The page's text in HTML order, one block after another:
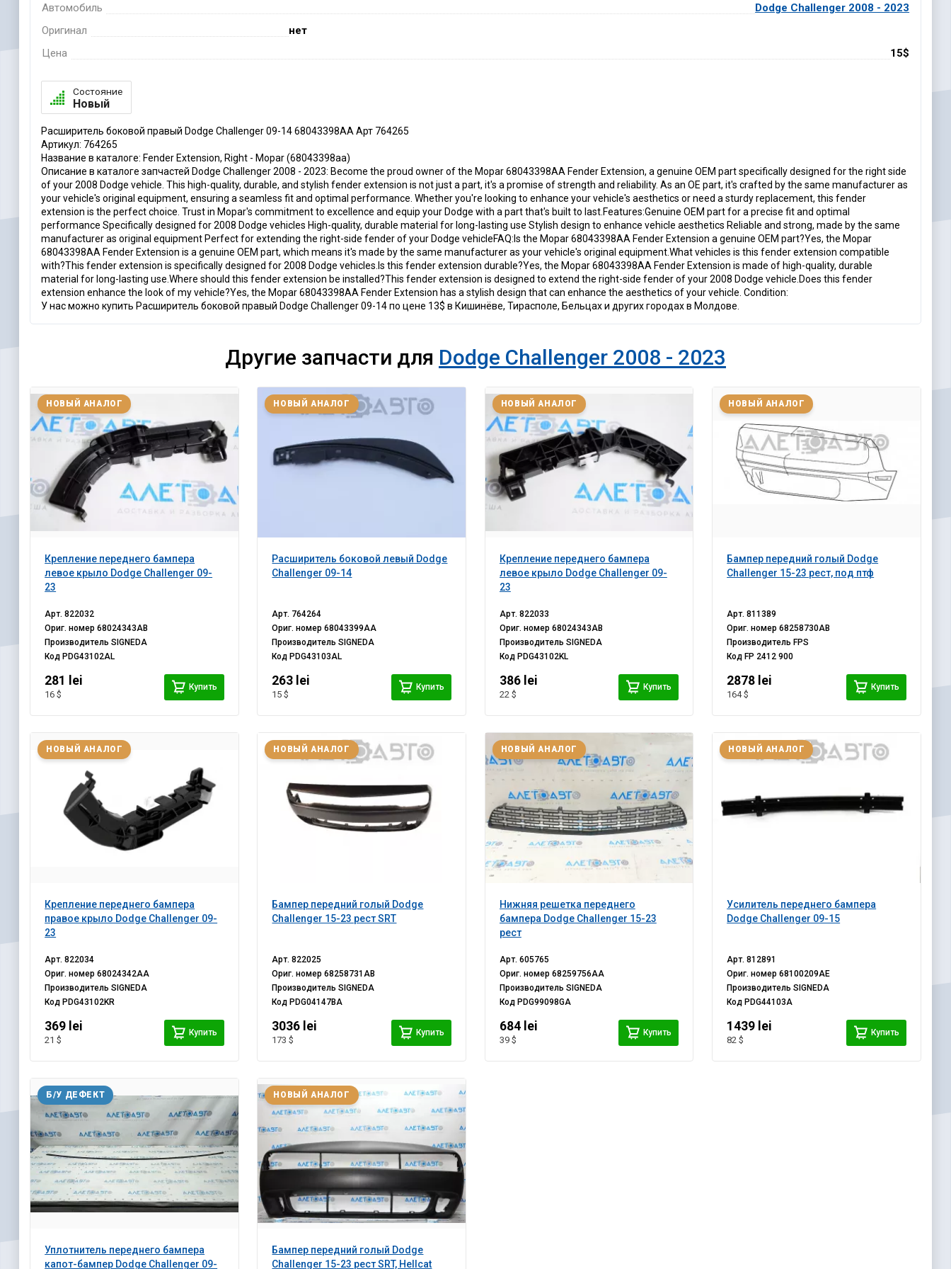
Автомобиль
Dodge Challenger 2008 - 2023
Оригинал
нет
Цена
15$
Состояние
Новый
Расширитель боковой правый Dodge Challenger 09-14 68043398AA Арт 764265
Артикул: 764265
Название в каталоге: Fender Extension, Right - Mopar (68043398aa)
Описание в каталоге запчастей Dodge Challenger 2008 - 2023: Become the proud owner of the Mopar 68043398AA Fender Extension, a genuine OEM part specifically designed for the right side
of your 2008 Dodge vehicle. This high-quality, durable, and stylish fender extension is not just a part, it's a promise of strength and reliability. As an OE part, it's crafted by the same manufacturer as
your vehicle's original equipment, ensuring a seamless fit and optimal performance. Whether you're looking to enhance your vehicle's aesthetics or need a sturdy replacement, this fender
extension is the perfect choice. Trust in Mopar's commitment to excellence and equip your Dodge with a part that's built to last.Features:Genuine OEM part for a precise fit and optimal
performance Specifically designed for 2008 Dodge vehicles High-quality, durable material for long-lasting use Stylish design to enhance vehicle aesthetics Reliable and strong, made by the same
manufacturer as original equipment Perfect for extending the right-side fender of your Dodge vehicleFAQ:Is the Mopar 68043398AA Fender Extension a genuine OEM part?Yes, the Mopar
68043398AA Fender Extension is a genuine OEM part, which means it's made by the same manufacturer as your vehicle's original equipment.What vehicles is this fender extension compatible
with?This fender extension is specifically designed for 2008 Dodge vehicles.Is this fender extension durable?Yes, the Mopar 68043398AA Fender Extension is made of high-quality, durable
material for long-lasting use.Where should this fender extension be installed?This fender extension is designed to extend the right-side fender of your 2008 Dodge vehicle.Does this fender
extension enhance the look of my vehicle?Yes, the Mopar 68043398AA Fender Extension has a stylish design that can enhance the aesthetics of your vehicle. Condition:
У нас можно купить Расширитель боковой правый Dodge Challenger 09-14 по цене 13$ в Кишинёве, Тирасполе, Бельцах и других городах в Молдове.
Другие запчасти для Dodge Challenger 2008 - 2023
Крепление переднего бампера
левое крыло Dodge Challenger 09-
23
НОВЫЙ АНАЛОГ
Арт.822032
Ориг. номер68024343AB
ПроизводительSIGNEDA
Код PDG43102AL
281 lei
16 $
Купить
Расширитель боковой левый Dodge
Challenger 09-14
НОВЫЙ АНАЛОГ
Арт. 764264
Ориг. номер68043399AA
ПроизводительSIGNEDA
Код PDG43103AL
263 lei
15 $
Купить
Крепление переднего бампера
левое крыло Dodge Challenger 09-
23
НОВЫЙ АНАЛОГ
Арт. 822033
Ориг. номер 68024343AB
Производитель SIGNEDA
Код PDG43102KL
386 lei
22 $
Купить
Бампер передний голый Dodge
Challenger 15-23 рест, под птф
НОВЫЙ АНАЛОГ
Арт.811389
Ориг. номер68258730AB
Производитель FPS
Код FP 2412 900
2878 lei
164 $
Купить
Крепление переднего бампера
правое крыло Dodge Challenger 09-
23
НОВЫЙ АНАЛОГ
Арт.822034
Ориг. номер68024342AA
ПроизводительSIGNEDA
Код PDG43102KR
369 lei
21 $
Купить
Бампер передний голый Dodge
Challenger 15-23 рест SRT
НОВЫЙ АНАЛОГ
Арт.822025
Ориг. номер68258731AB
ПроизводительSIGNEDA
Код PDG04147BA
3036 lei
173 $
Купить
Нижняя решетка переднего
бампера Dodge Challenger 15-23
рест
НОВЫЙ АНАЛОГ
Арт. 605765
Ориг. номер 68259756AA
Производитель SIGNEDA
Код PDG99098GA
684 lei
39 $
Купить
Усилитель переднего бампера
Dodge Challenger 09-15
НОВЫЙ АНАЛОГ
Арт.812891
Ориг. номер68100209AE
ПроизводительSIGNEDA
Код PDG44103A
1439 lei
82 $
Купить
Уплотнитель переднего бампера
капот-бампер Dodge Challenger 09-
Б/У ДЕФЕКТ
Бампер передний голый Dodge
Challenger 15-23 рест SRT, Hellcat
НОВЫЙ АНАЛОГ